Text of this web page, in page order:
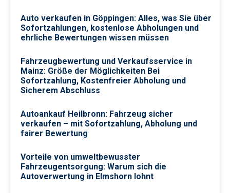
Auto verkaufen in Göppingen: Alles, was Sie über
Sofortzahlungen, kostenlose Abholungen und
ehrliche Bewertungen wissen müssen
Fahrzeugbewertung und Verkaufsservice in
Mainz: Größe der Möglichkeiten Bei
Sofortzahlung, Kostenfreier Abholung und
Sicherem Abschluss
Autoankauf Heilbronn: Fahrzeug sicher
verkaufen – mit Sofortzahlung, Abholung und
fairer Bewertung
Vorteile von umweltbewusster
Fahrzeugentsorgung: Warum sich die
Autoverwertung in Elmshorn lohnt